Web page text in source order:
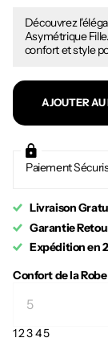
Découvrez
Asymétrique
confort et style
AJOUTER AU
Paiement
Livraison
Garantie
Expédition en
Confort de la
12345